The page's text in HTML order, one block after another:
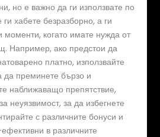
но е важно да ги използвате по
хабете безразборно, а ги
моменти, когато имате нужда от
Например, ако предстои да
платно, използвайте
да преминете бързо и
наближаващо препятствие,
неуязвимост, за да избегнете
с различните бонуси и
в различните